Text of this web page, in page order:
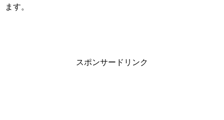
ます。
スポンサードリンク